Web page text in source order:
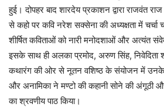
हुई। दोपहर बाद शारदेय प्रकाशन द्वारा राजवंत
से कहो पर कवि नरेश सक्सेना की अध्यक्षता में
शीर्षित कविताओं को नारी मनोदशाओं और अत्यंत
इसके साथ ही अलका प्रमोद, अरुण सिंह, निवेदिता
कथारंग की ओर से नूतन वशिष्ठ के संयोजन में उनके
और अनामिका ने मण्टो की कहानी सोने की अंगूठी
का श्रवणीय पाठ किया।